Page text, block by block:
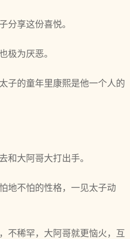
分享这份喜悦。
极为厌恶。
子的童年里康熙是他一个人的
和大阿哥大打出手。
地不怕的性格，一见太子动
不稀罕，大阿哥就更恼火，互